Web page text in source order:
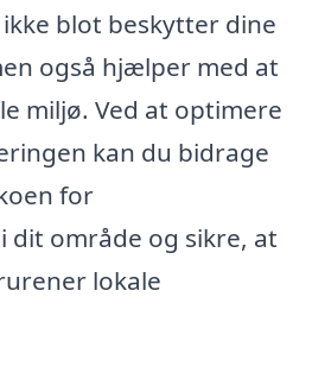
blot beskytter dine
også hjælper med at
miljø. Ved at optimere
kan du bidrage
for
dit område og sikre, at
lokale